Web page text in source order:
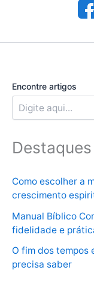
Encontre artigos
Destaques
Como escolher a
crescimento
Manual Bíblico
fidelidade e
O fim dos tempos
precisa saber